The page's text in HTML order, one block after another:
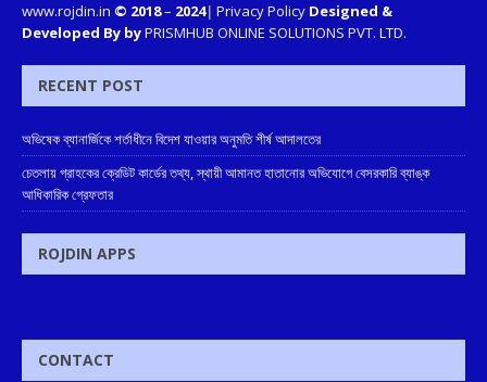
www.rojdin.in © 2018– 2024| Privacy Policy Designed &
Developed By byPRISMHUB ONLINE SOLUTIONS PVT. LTD.
RECENT POST
অভিষেক ব্যানার্জিকে শর্তাধীনে বিদেশ যাওয়ার অনুমতি শীর্ষ আদালতের
চেতলায় গ্রাহকের ক্রেডিট কার্ডের তথ্য, স্থায়ী আমানত হাতানোর অভিযোগে বেসরকারি ব্যাঙ্ক
আধিকারিক গ্রেফতার
ROJDIN APPS
CONTACT